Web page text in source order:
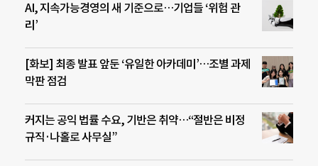
AI, 지속가능경영의 새 기준으로…기업들 ‘위험 관
리’
[화보] 최종 발표 앞둔 ‘유일한 아카데미’…조별 과제
막판 점검
커지는 공익 법률 수요, 기반은 취약…“절반은 비정
규직·나홀로 사무실”